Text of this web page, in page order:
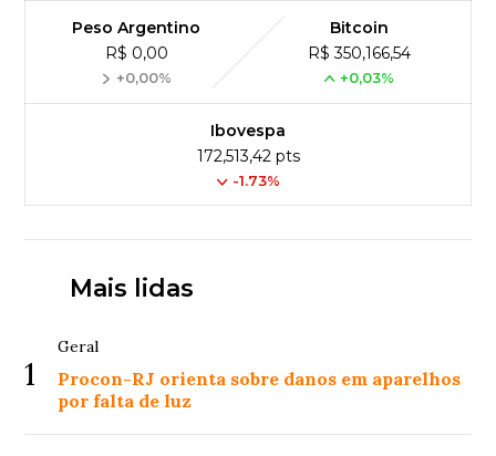
Peso Argentino
R$ 0,00
+0,00%
Bitcoin
R$ 350,166,54
+0,03%
Ibovespa
172,513,42 pts
-1.73%
Mais lidas
1
Geral
Procon-RJ orienta sobre danos em aparelhos
por falta de luz